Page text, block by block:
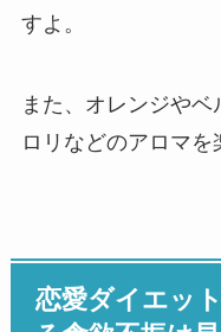
すよ。
また、オレンジや
ロリなどのアロマを
恋愛ダイエッ